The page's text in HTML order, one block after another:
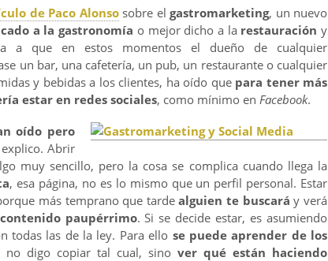
de Paco Alonsosobre elgastromarketing, un nuevo
a la gastronomía o mejor dicho a la restauración y
a que en estos momentos el dueño de cualquier
un bar, una cafetería, un pub, un restaurante o cualquier
y bebidas a los clientes, ha oído que para tener más
estar en redes sociales, como mínimo en Facebook.
oído pero
Abrir
muy sencillo, pero la cosa se complica cuando llega la
, esa página, no es lo mismo que un perfil personal. Estar
más temprano que tardealguien te buscará y verá
contenido paupérrimo. Si se decide estar, es asumiendo
todas las de la ley. Para ello se puede aprender de los
no digo copiar tal cual, sino ver qué están haciendo